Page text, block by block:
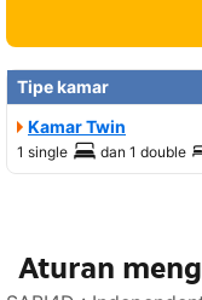
Tipe kamar
Kamar Twin
1 single dan 1 double
Aturan